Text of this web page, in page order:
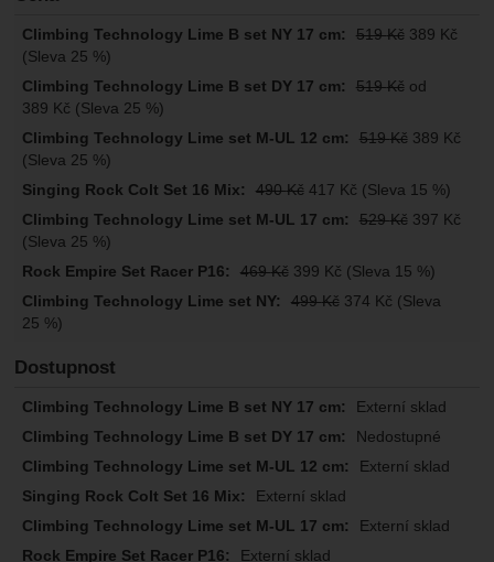
519Kč389 Kč
(Sleva 25 %)
519Kčod
389 Kč (Sleva 25 %)
519Kč389 Kč
(Sleva 25 %)
490Kč417 Kč (Sleva 15 %)
529Kč397 Kč
(Sleva 25 %)
469Kč399 Kč (Sleva 15 %)
499Kč374 Kč (Sleva
25 %)
Dostupnost
Externí sklad
Nedostupné
Externí sklad
Externí sklad
Externí sklad
Externí sklad